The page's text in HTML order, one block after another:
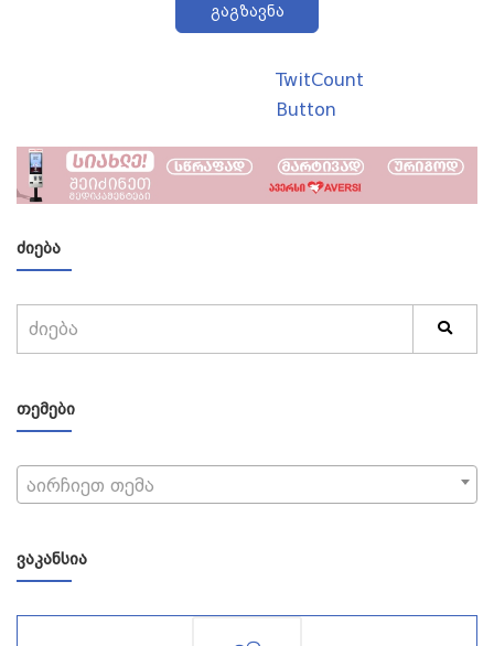
გაგზავნა
TwitCount
Button
ᲫᲘᲔᲑᲐ
ᲗᲔᲛᲔᲑᲘ
აირჩიეთ თემა
ᲕᲐᲙᲐᲜᲡᲘᲐ